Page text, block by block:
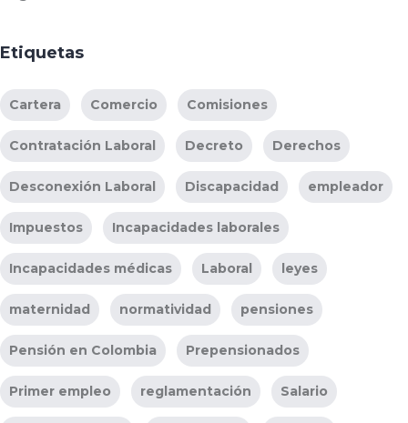
Etiquetas
Cartera Comercio Comisiones
Contratación Laboral Decreto Derechos
Desconexión Laboral Discapacidad empleador
Impuestos Incapacidades laborales
Incapacidades médicas Laboral leyes
maternidad normatividad pensiones
Pensión en Colombia Prepensionados
Primer empleo reglamentación Salario